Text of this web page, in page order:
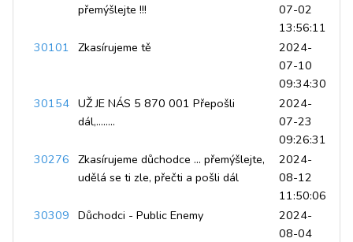
přemýšlejte !!!
07-02
13:56:11
30101 Zkasírujeme tě
2024-
07-10
09:34:30
30154 UŽ JE NÁS 5 870 001 Přepošli
dál,........
2024-
07-23
09:26:31
30276 Zkasírujeme důchodce ... přemýšlejte,
udělá se ti zle, přečti a pošli dál
2024-
08-12
11:50:06
30309 Důchodci - Public Enemy
2024-
08-04